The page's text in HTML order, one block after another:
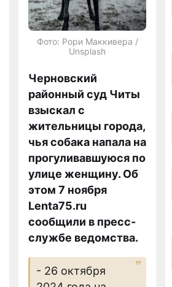
Фото: Рори Маккивера /
Unsplash
Черновский
районный суд Читы
взыскал с
жительницы города,
чья собака напала на
прогуливавшуюся по
улице женщину. Об
этом 7 ноября
Lenta75.ru
сообщили в пресс-
службе ведомства.
- 26 октября